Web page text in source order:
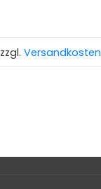
zzgl. Versandkosten